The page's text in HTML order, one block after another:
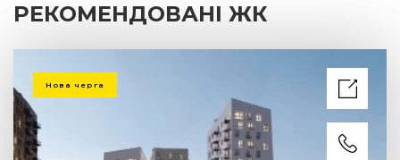
РЕКОМЕНДОВАНІ ЖК
Нова черга